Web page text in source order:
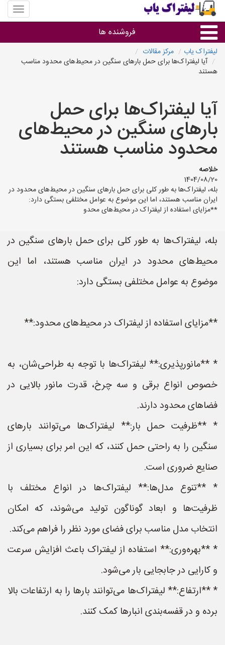
منوی
سایت
یاب
فروشنده ها
گروه ها
لیفتراک یاب
مرکز مقالات
آیا لیفتراک‌ها برای حمل بارهای سنگین در محیط‌های محدود مناسب
هستند
آیا لیفتراک‌ها برای حمل
بارهای سنگین در محیط‌های
محدود مناسب هستند
خلاصه
1404/08/20
بله، لیفتراک‌ها به طور کلی برای حمل بارهای سنگین در محیط‌های محدود در
ایران مناسب هستند، اما این موضوع به عوامل مختلفی بستگی دارد:
**مزایای استفاده از لیفتراک در محیط‌های محدو
بله، لیفتراک‌ها به طور کلی برای حمل بارهای سنگین در
محیط‌های محدود در ایران مناسب هستند، اما این
موضوع به عوامل مختلفی بستگی دارد:
**مزایای استفاده از لیفتراک در محیط‌های محدود:**
* **مانورپذیری:** لیفتراک‌ها با توجه به طراحی‌شان، به
خصوص انواع برقی و سه چرخ، قدرت مانور بالایی در
فضاهای محدود دارند.
* **ظرفیت حمل بار:** لیفتراک‌ها می‌توانند بارهای
سنگین را به راحتی حمل کنند، که این امر برای بسیاری از
صنایع ضروری است.
* **تنوع مدل‌ها:** لیفتراک‌ها در انواع مختلف با
ظرفیت‌ها و ابعاد گوناگون تولید می‌شوند، که امکان
انتخاب مدل مناسب برای فضای مورد نظر را فراهم می‌کند.
* **بهره‌وری:** استفاده از لیفتراک باعث افزایش سرعت
و کارایی در جابجایی بار می‌شود.
* **ارتفاع:** لیفتراک‌ها می‌توانند بارها را به ارتفاعات بالا
برده و در قفسه‌بندی انبارها کمک کنند.